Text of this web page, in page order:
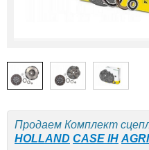
Продаем Комплект
HOLLAND CASE IH